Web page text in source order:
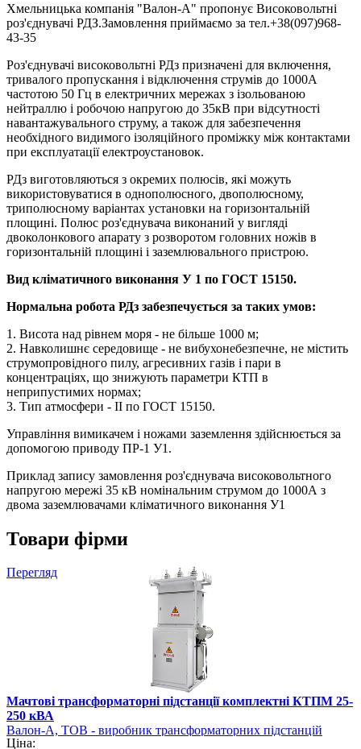
Хмельницька компанія "Валон-А" пропонує Високовольтні
роз'єднувачі РДЗ.Замовлення приймаємо за тел.+38(097)968-
43-35
Роз'єднувачі високовольтні РДз призначені для включення,
тривалого пропускання і відключення струмів до 1000А
частотою 50 Гц в електричних мережах з ізольованою
нейтраллю і робочою напругою до 35кВ при відсутності
навантажувального струму, а також для забезпечення
необхідного видимого ізоляційного проміжку між контактами
при експлуатації електроустановок.
РДз виготовляються з окремих полюсів, які можуть
використовуватися в однополюсного, двополюсному,
триполюсному варіантах установки на горизонтальній
площині. Полюс роз'єднувача виконаний у вигляді
двоколонкового апарату з розворотом головних ножів в
горизонтальній площині і заземлювального пристрою.
Вид кліматичного виконання У 1 по ГОСТ 15150.
Нормальна робота РДз забезпечується за таких умов:
1. Висота над рівнем моря - не більше 1000 м;
2. Навколишнє середовище - не вибухонебезпечне, не містить
струмопровідного пилу, агресивних газів і пари в
концентраціях, що знижують параметри КТП в
неприпустимих нормах;
3. Тип атмосфери - II по ГОСТ 15150.
Управління вимикачем і ножами заземлення здійснюється за
допомогою приводу ПР-1 У1.
Приклад запису замовлення роз'єднувача високовольтного
напругою мережі 35 кВ номінальним струмом до 1000А з
двома заземлювачами кліматичного виконання У1
Товари фірми
Перегляд
Мачтові трансформаторні підстанції комплектні КТПМ 25-
250 кВА
Валон-А, ТОВ - виробник трансформаторних підстанцій
Ціна: